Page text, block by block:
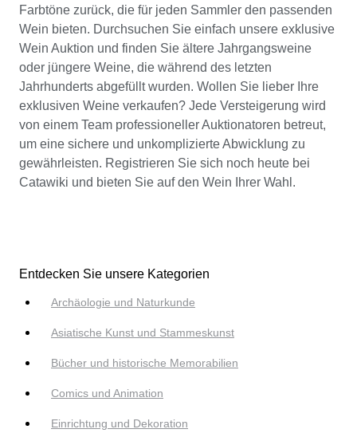
Farbtöne zurück, die für jeden Sammler den passenden
Wein bieten. Durchsuchen Sie einfach unsere exklusive
Wein Auktion und finden Sie ältere Jahrgangsweine
oder jüngere Weine, die während des letzten
Jahrhunderts abgefüllt wurden. Wollen Sie lieber Ihre
exklusiven Weine verkaufen? Jede Versteigerung wird
von einem Team professioneller Auktionatoren betreut,
um eine sichere und unkomplizierte Abwicklung zu
gewährleisten. Registrieren Sie sich noch heute bei
Catawiki und bieten Sie auf den Wein Ihrer Wahl.
Entdecken Sie unsere Kategorien
Archäologie und Naturkunde
Asiatische Kunst und Stammeskunst
Bücher und historische Memorabilien
Comics und Animation
Einrichtung und Dekoration